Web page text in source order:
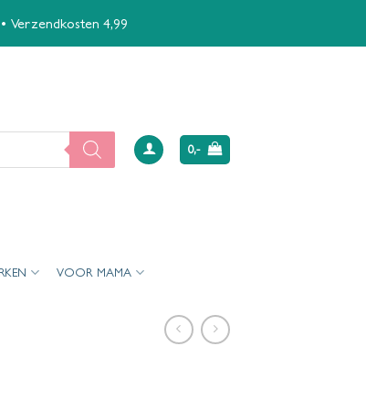
Verzendkosten 4,99
0,-
VOOR MAMA